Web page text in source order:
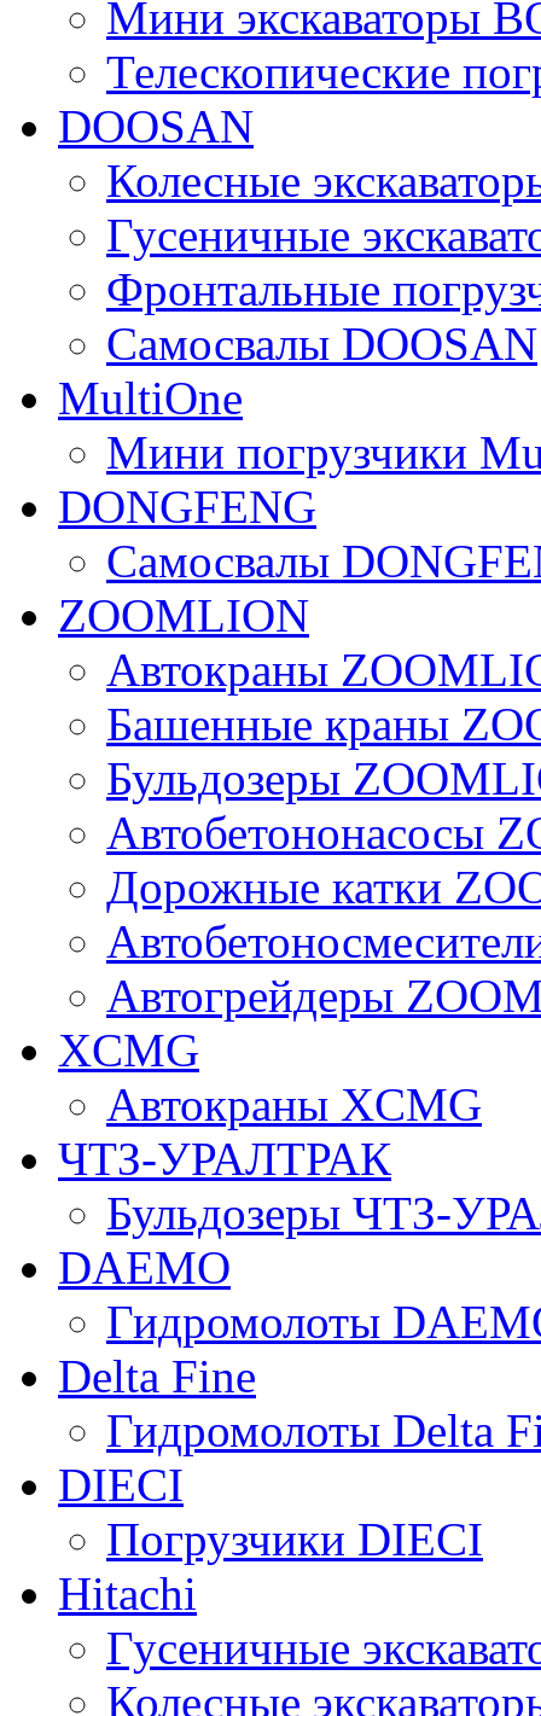
Мини экскаваторы
Телескопические
DOOSAN
Колесные
Гусеничные
Фронтальные
Самосвалы DOOSAN
MultiOne
Мини погрузчики
DONGFENG
Самосвалы
ZOOMLION
Автокраны
Башенные краны
Бульдозеры
Автобетононасосы
Дорожные катки
Автогрейдеры
XCMG
Автокраны XCMG
ЧТЗ-УРАЛТРАК
Бульдозеры ЧТЗ-
DAEMO
Гидромолоты
Delta Fine
Гидромолоты Delta
DIECI
Погрузчики DIECI
Hitachi
Гусеничные
Колесные